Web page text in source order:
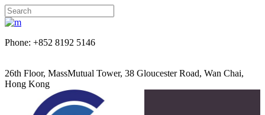
Phone: +852 8192 5146
26th Floor, MassMutual Tower, 38 Gloucester Road, Wan Chai,
Hong Kong